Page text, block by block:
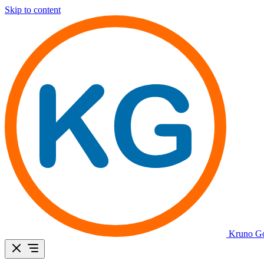
Skip to content
Kruno